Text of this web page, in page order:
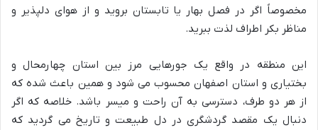
مخصوصاً اگر در فصل بهار یا تابستان بروید و از هوای دلپذیر و
مناظر بکر اطراف لذت ببرید.
این منطقه در واقع یک جورهایی مرز بین استان چهارمحال و
بختیاری و استان اصفهان محسوب می شود و همین باعث شده که
از هر دو طرف، دسترسی به آن راحت و میسر باشد. خلاصه که اگر
دنبال یک مقصد گردشگری در دل طبیعت و تاریخ می گردید که